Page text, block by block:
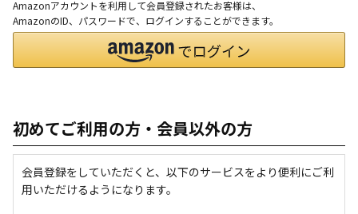
Amazonアカウントを利用して会員登録されたお客様は、
AmazonのID、パスワードで、ログインすることができます。
初めてご利用の方・会員以外の方
会員登録をしていただくと、以下のサービスをより便利にご利
用いただけるようになります。